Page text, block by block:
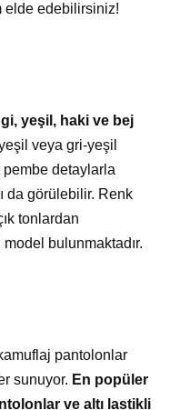
elde edebilirsiniz!
yeşil, haki ve bej
veya gri-yeşil
pembe detaylarla
da görülebilir. Renk
tonlardan
bulunmaktadır.
pantolonlar
sunuyor. En popüler
ve altı lastikli